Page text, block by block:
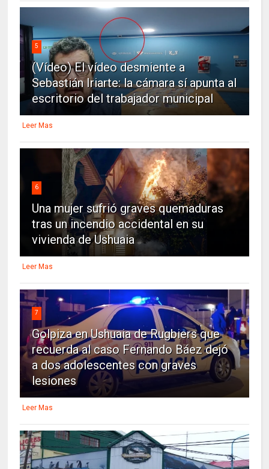
5
(Vídeo) El vídeo desmiente a
Sebastián Iriarte: la cámara sí apunta al
escritorio del trabajador municipal
Leer Mas
6
Una mujer sufrió graves quemaduras
tras un incendio accidental en su
vivienda de Ushuaia
Leer Mas
7
Golpiza en Ushuaia de Rugbiers que
recuerda al caso Fernando Báez dejó
a dos adolescentes con graves
lesiones
Leer Mas